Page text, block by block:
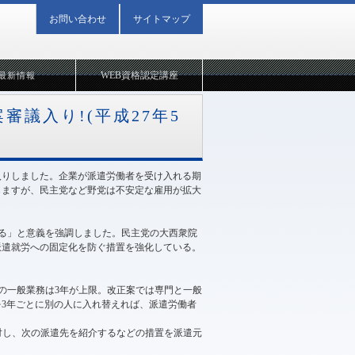
新情報
議入り!(平成27年5
しました。企業が派遣労働者を受け入れる期
すが、民主党など野党は不安定な雇用が拡大
」と意義を強調しました。民主党の大西衆院
就労への固定化を防ぐ措置を強化している。
一般業務は3年が上限。改正案では専門と一般
年ごとに別の人に入れ替えれば、派遣労働者
、次の派遣先を紹介するなどの措置を派遣元
WEB資格認定講座
お問い合わせ サイトマップ